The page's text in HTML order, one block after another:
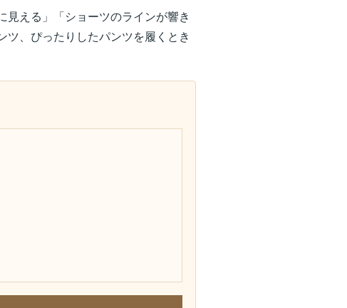
見える」「ショーツのラインが響き
、ぴったりしたパンツを履くとき